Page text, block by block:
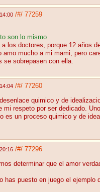
/#/ 77259
son lo mismo
a los doctores, porque 12 años
amo mucho a mi mami, pero
se sobrepasen con ella.
/#/ 77260
quimico y de
mi respeto por ser dedicado.
es un proceso quimico y de
/#/ 77296
determinar que el amor
has puesto en juego el ejemplo